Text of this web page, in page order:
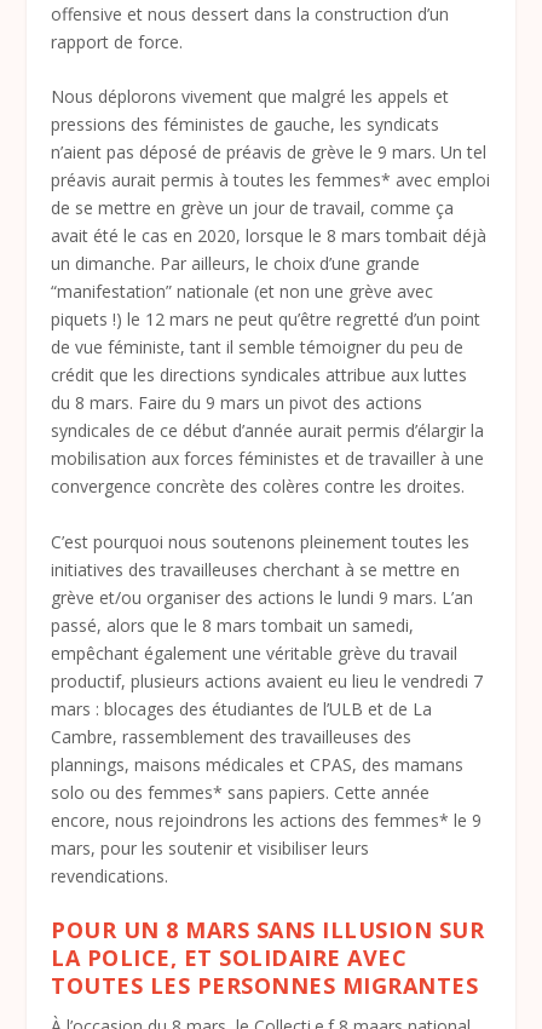
offensive et nous dessert dans la construction d’un
rapport de force.
Nous déplorons vivement que malgré les appels et
pressions des féministes de gauche, les syndicats
n’aient pas déposé de préavis de grève le 9 mars. Un tel
préavis aurait permis à toutes les femmes* avec emploi
de se mettre en grève un jour de travail, comme ça
avait été le cas en 2020, lorsque le 8 mars tombait déjà
un dimanche. Par ailleurs, le choix d’une grande
“manifestation” nationale (et non une grève avec
piquets !) le 12 mars ne peut qu’être regretté d’un point
de vue féministe, tant il semble témoigner du peu de
crédit que les directions syndicales attribue aux luttes
du 8 mars. Faire du 9 mars un pivot des actions
syndicales de ce début d’année aurait permis d’élargir la
mobilisation aux forces féministes et de travailler à une
convergence concrète des colères contre les droites.
C’est pourquoi nous soutenons pleinement toutes les
initiatives des travailleuses cherchant à se mettre en
grève et/ou organiser des actions le lundi 9 mars. L’an
passé, alors que le 8 mars tombait un samedi,
empêchant également une véritable grève du travail
productif, plusieurs actions avaient eu lieu le vendredi 7
mars : blocages des étudiantes de l’ULB et de La
Cambre, rassemblement des travailleuses des
plannings, maisons médicales et CPAS, des mamans
solo ou des femmes* sans papiers. Cette année
encore, nous rejoindrons les actions des femmes* le 9
mars, pour les soutenir et visibiliser leurs
revendications.
POUR UN 8 MARS SANS ILLUSION SUR
LA POLICE, ET SOLIDAIRE AVEC
TOUTES LES PERSONNES MIGRANTES